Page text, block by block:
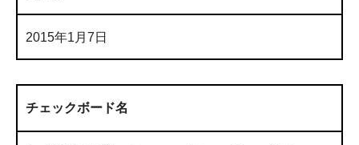
2015年1月7日
チェックボード名